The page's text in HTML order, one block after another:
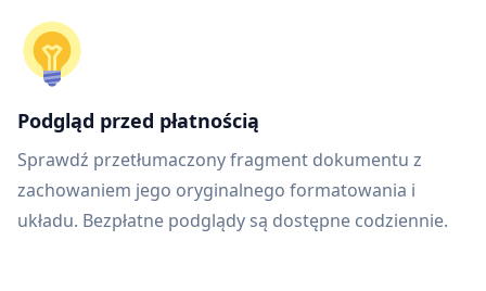
Podgląd przed płatnością
Sprawdź przetłumaczony fragment dokumentu z
zachowaniem jego oryginalnego formatowania i
układu. Bezpłatne podglądy są dostępne codziennie.